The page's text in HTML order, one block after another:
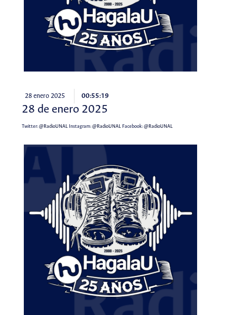
28 enero 2025 00:55:19
28 de enero 2025
Twitter:@RadioUNALInstagram:@RadioUNALFacebook:@RadioUNAL